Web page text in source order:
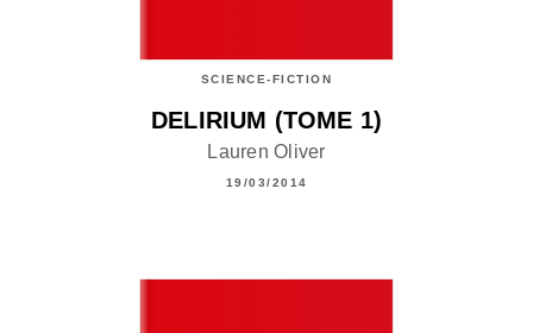
SCIENCE-FICTION
DELIRIUM (TOME 1)
Lauren Oliver
19/03/2014